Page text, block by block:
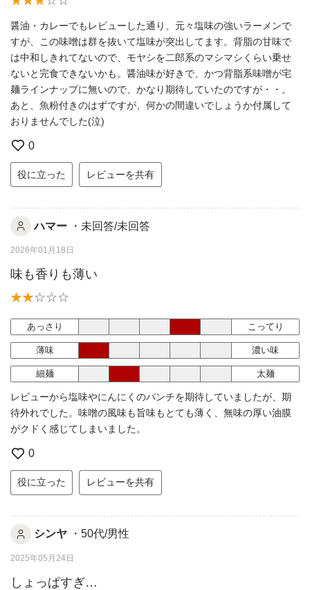
醤油・カレーでもレビューした通り、元々塩味の強いラーメンで
すが、この味噌は群を抜いて塩味が突出してます。背脂の甘味で
は中和しきれてないので、モヤシを二郎系のマシマシくらい乗せ
ないと完食できないかも。醤油味が好きで、かつ背脂系味噌が宅
麺ラインナップに無いので、かなり期待していたのですが・・。
あと、魚粉付きのはずですが、何かの間違いでしょうか付属して
おりませんでした(泣)
0
役に立った レビューを共有
ハマー ・未回答/未回答
2026年01月18日
味も香りも薄い
あっさり こってり
薄味 濃い味
細麺 太麺
レビューから塩味やにんにくのパンチを期待していましたが、期
待外れでした。味噌の風味も旨味もとても薄く、無味の厚い油膜
がクドく感じてしまいました。
0
役に立った レビューを共有
シンヤ ・50代/男性
2025年05月24日
しょっぱすぎ…